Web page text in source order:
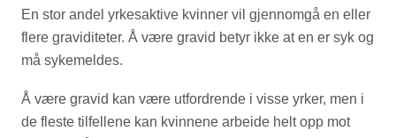
En stor andel yrkesaktive kvinner vil gjennomgå en eller
flere graviditeter. Å være gravid betyr ikke at en er syk og
må sykemeldes.
Å være gravid kan være utfordrende i visse yrker, men i
de fleste tilfellene kan kvinnene arbeide helt opp mot